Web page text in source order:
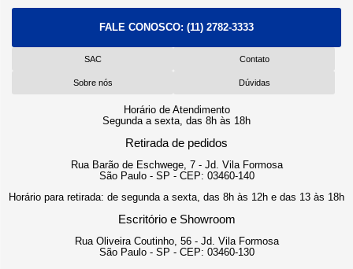
FALE CONOSCO: (11) 2782-3333
SAC Contato
Sobre nós Dúvidas
Horário de Atendimento
Segunda a sexta, das 8h às 18h
Retirada de pedidos
Rua Barão de Eschwege, 7 - Jd. Vila Formosa
São Paulo - SP - CEP: 03460-140
Horário para retirada: de segunda a sexta, das 8h às 12h e das 13 às 18h
Escritório e Showroom
Rua Oliveira Coutinho, 56 - Jd. Vila Formosa
São Paulo - SP - CEP: 03460-130